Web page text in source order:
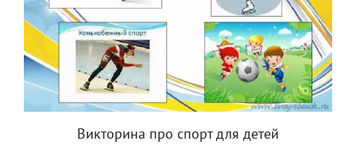
Викторина про спорт для детей